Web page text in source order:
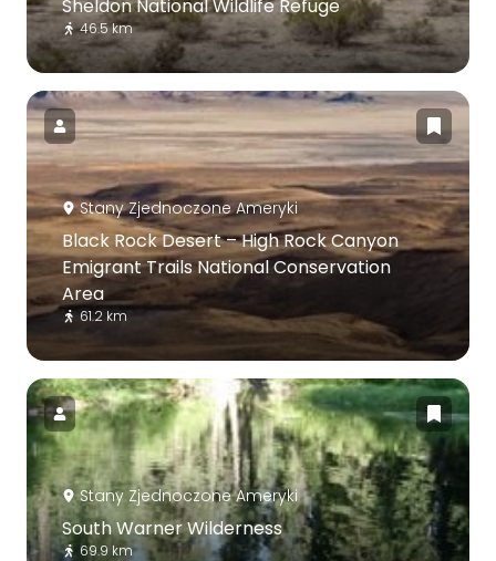
Sheldon National Wildlife Refuge
46.5 km
Stany Zjednoczone Ameryki
Black Rock Desert – High Rock Canyon
Emigrant Trails National Conservation
Area
61.2 km
Stany Zjednoczone Ameryki
South Warner Wilderness
69.9 km